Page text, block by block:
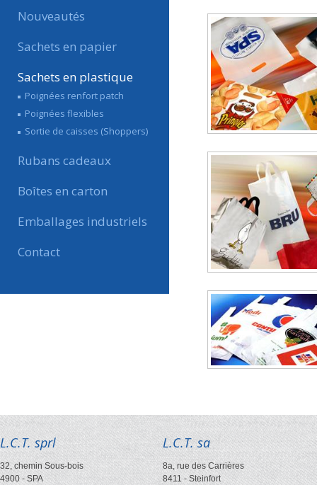
Nouveautés
Sachets en papier
Sachets en plastique
Poignées renfort patch
Poignées flexibles
Sortie de caisses (Shoppers)
Rubans cadeaux
Boîtes en carton
Emballages industriels
Contact
L.C.T. sprl
32, chemin Sous-bois
4900 -SPA
L.C.T. sa
8a, rue des Carrières
8411 -Steinfort